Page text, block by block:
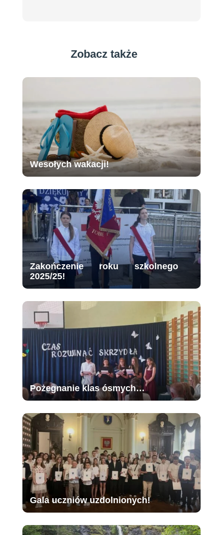
Zobacz także
Wesołych wakacji!
Zakończenie roku szkolnego
2025/25!
Pożegnanie klas ósmych…
Gala uczniów uzdolnionych!